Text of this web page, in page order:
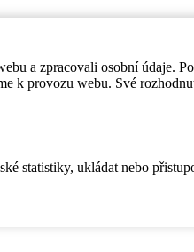
a zpracovali osobní údaje.
k provozu webu. Své
statistiky, ukládat nebo